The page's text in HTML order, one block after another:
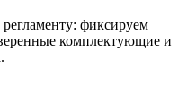
фиксируем
комплектующие и